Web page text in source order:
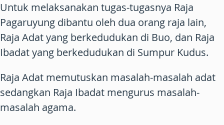
Untuk melaksanakan tugas-tugasnya Raja
Pagaruyung dibantu oleh dua orang raja lain,
Raja Adat yang berkedudukan di Buo, dan Raja
Ibadat yang berkedudukan di Sumpur Kudus.
Raja Adat memutuskan masalah-masalah adat
sedangkan Raja Ibadat mengurus masalah-
masalah agama.